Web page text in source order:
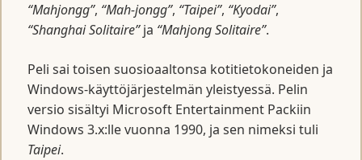
“Mahjongg”, “Mah-jongg”, “Taipei”, “Kyodai”,
“Shanghai Solitaire”ja “Mahjong Solitaire”.
Peli sai toisen suosioaaltonsa kotitietokoneiden ja
Windows-käyttöjärjestelmän yleistyessä. Pelin
versio sisältyi Microsoft Entertainment Packiin
Windows 3.x:lle vuonna 1990, ja sen nimeksi tuli
Taipei.